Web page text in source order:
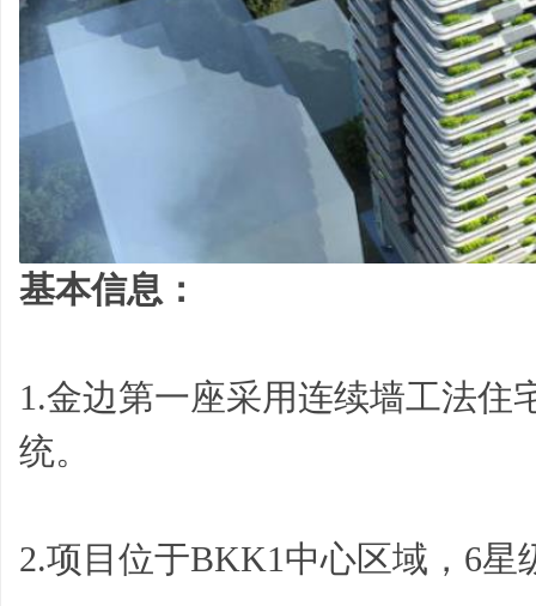
基本信息：
1.金边第一座采用连续墙工法住
统。
2.项目位于BKK1中心区域，6星